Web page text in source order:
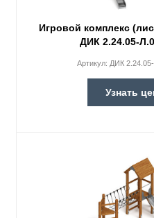
Игровой комплекс
ДИК 2.24.05-
Артикул: ДИК
Узнать